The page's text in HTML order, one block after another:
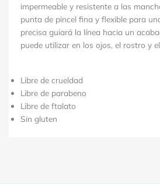
impermeable y resistente a las
punta de pincel fina y flexible para
precisa guiará la línea hacia un
puede utilizar en los ojos, el rostro y
Libre de crueldad
Libre de parabeno
Libre de ftalato
Sin gluten